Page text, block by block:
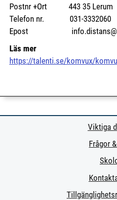
Postnr +Ort 443 35 Lerum
Telefon nr. 031-3332060
Epost
Läs mer
https://talenti.se/komvux/
Viktiga
Frågor